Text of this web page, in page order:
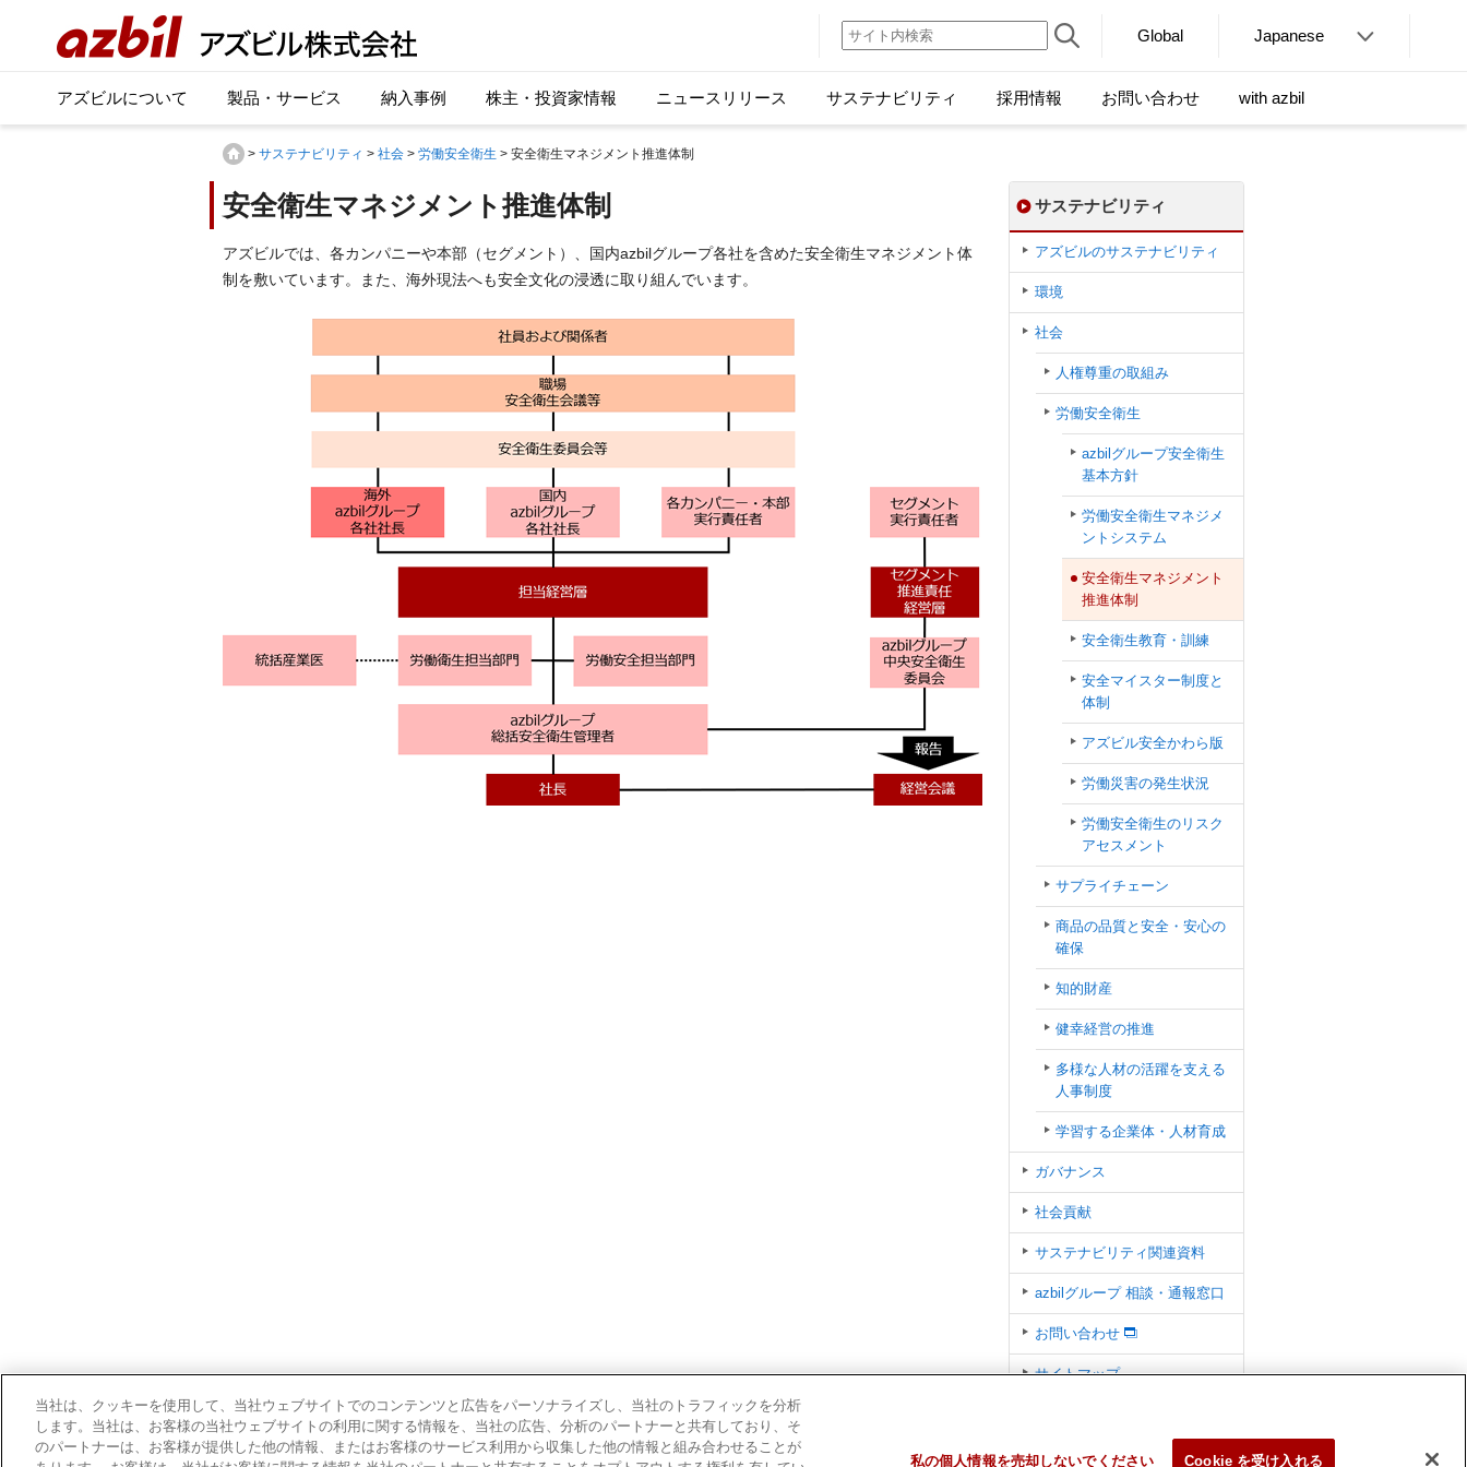
Global Japanese
アズビルについて 製品・サービス 納入事例 株主・投資家情報 ニュースリリース サステナビリティ 採用情報 お問い合わせ with azbil
> サステナビリティ > 社会 > 労働安全衛生 > 安全衛生マネジメント推進体制
安全衛生マネジメント推進体制
アズビルでは、各カンパニーや本部（セグメント）、国内azbilグループ各社を含めた安全衛生マネジメント体
制を敷いています。また、海外現法へも安全文化の浸透に取り組んでいます。
サステナビリティ
アズビルのサステナビリティ
環境
社会
人権尊重の取組み
労働安全衛生
azbilグループ安全衛生
基本方針
労働安全衛生マネジメ
ントシステム
安全衛生マネジメント
推進体制
安全衛生教育・訓練
安全マイスター制度と
体制
アズビル安全かわら版
労働災害の発生状況
労働安全衛生のリスク
アセスメント
サプライチェーン
商品の品質と安全・安心の
確保
知的財産
健幸経営の推進
多様な人材の活躍を支える
人事制度
学習する企業体・人材育成
ガバナンス
社会貢献
サステナビリティ関連資料
azbilグループ 相談・通報窓口
お問い合わせ
サイトマップ
当社は、クッキーを使用して、当社ウェブサイトでのコンテンツと広告をパーソナライズし、当社のトラフィックを分析
します。当社は、お客様の当社ウェブサイトの利用に関する情報を、当社の広告、分析のパートナーと共有しており、そ
のパートナーは、お客様が提供した他の情報、またはお客様のサービス利用から収集した他の情報と組み合わせることが
私の個人情報を売却しないでください Cookie を受け入れる